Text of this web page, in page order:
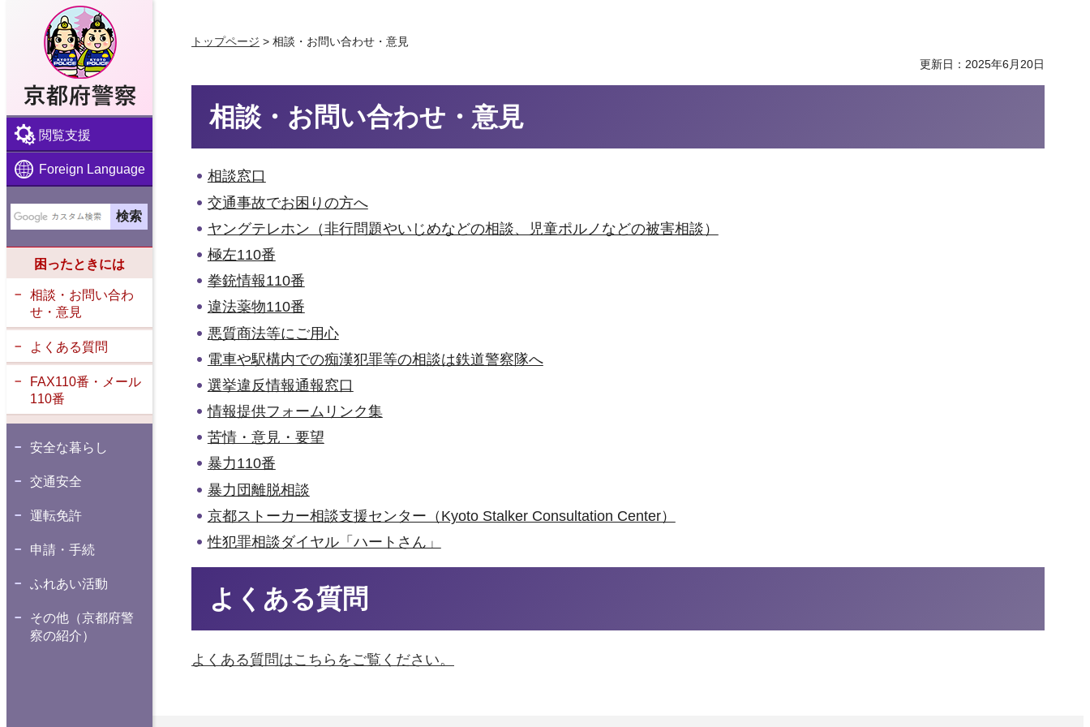
京都府警察
閲覧支援
Foreign Language
困ったときには
相談・お問い合わ
せ・意見
よくある質問
FAX110番・メール
110番
安全な暮らし
交通安全
運転免許
申請・手続
ふれあい活動
その他（京都府警
察の紹介）
トップページ > 相談・お問い合わせ・意見
更新日：2025年6月20日
相談・お問い合わせ・意見
相談窓口
交通事故でお困りの方へ
ヤングテレホン（非行問題やいじめなどの相談、児童ポルノなどの被害相談）
極左110番
拳銃情報110番
違法薬物110番
悪質商法等にご用心
電車や駅構内での痴漢犯罪等の相談は鉄道警察隊へ
選挙違反情報通報窓口
情報提供フォームリンク集
苦情・意見・要望
暴力110番
暴力団離脱相談
京都ストーカー相談支援センター（Kyoto Stalker Consultation Center）
性犯罪相談ダイヤル「ハートさん」
よくある質問
よくある質問はこちらをご覧ください。